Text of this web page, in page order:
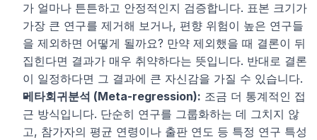
가 얼마나 튼튼하고 안정적인지 검증합니다. 표본 크기가
가장 큰 연구를 제거해 보거나, 편향 위험이 높은 연구들
을 제외하면 어떻게 될까요? 만약 제외했을 때 결론이 뒤
집힌다면 결과가 매우 취약하다는 뜻입니다. 반대로 결론
이 일정하다면 그 결과에 큰 자신감을 가질 수 있습니다.
메타회귀분석 (Meta-regression): 조금 더 통계적인 접
근 방식입니다. 단순히 연구를 그룹화하는 데 그치지 않
고, 참가자의 평균 연령이나 출판 연도 등 특정 연구 특성